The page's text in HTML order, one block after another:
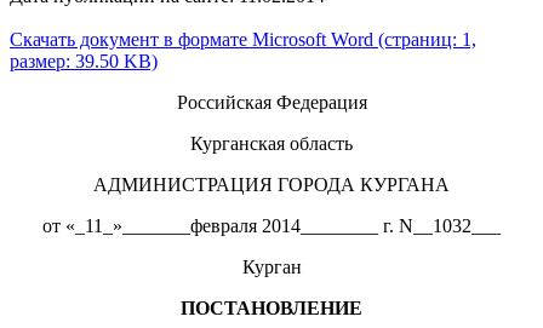
Скачать документ в формате Microsoft Word (страниц: 1,
размер: 39.50 KB)
Российская Федерация
Курганская область
АДМИНИСТРАЦИЯ ГОРОДА КУРГАНА
от «_11_»_______февраля 2014________ г. N__1032___
Курган
ПОСТАНОВЛЕНИЕ